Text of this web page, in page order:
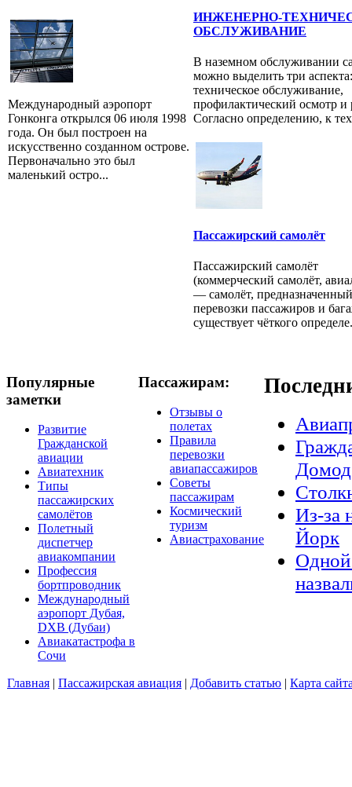
Международный аэропорт
Гонконга открылся 06 июля 1998
года. Он был построен на
искусственно созданном острове.
Первоначально это был
маленький остро...
ИНЖЕНЕРНО-
ОБСЛУЖИВАНИЕ
В наземном обслуживании
можно выделить три аспекта:
техническое обслуживание,
профилактический осмотр и
Согласно определению, к
Пассажирский самолёт
Пассажирский самолёт
(коммерческий самолёт,
— самолёт,
перевозки пассажиров и
существует чёткого
Популярные
заметки
Развитие
Гражданской
авиации
Авиатехник
Типы
пассажирских
самолётов
Полетный
диспетчер
авиакомпании
Профессия
бортпроводник
Международный
аэропорт Дубая,
DXB (Дубаи)
Авиакатастрофа в
Сочи
Пассажирам:
Отзывы о
полетах
Правила
перевозки
авиапассажиров
Советы
пассажирам
Космический
туризм
Авиастрахование
Из-за
Йорк
Одной
Главная | Пассажирская авиация | Добавить статью | Карта